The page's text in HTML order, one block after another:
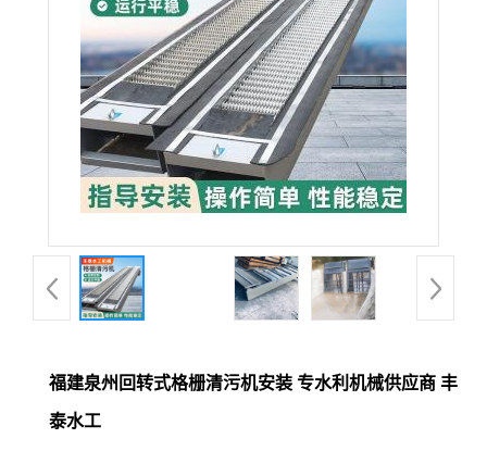
福建泉州回转式格栅清污机安装 专水利机械供应商 丰
泰水工